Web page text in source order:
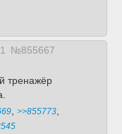
№855667
тренажёр
>>855773